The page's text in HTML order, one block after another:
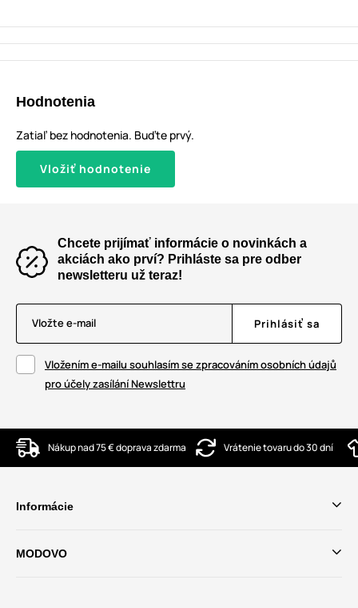
Hodnotenia
Zatiaľ bez hodnotenia. Buďte prvý.
Vložiť hodnotenie
Chcete prijímať informácie o novinkách a
akciách ako prví? Prihláste sa pre odber
newsletteru už teraz!
Vložte e-mail Prihlásiť sa
Vložením e-mailu souhlasím se zpracováním osobních údajů
pro účely zasílání Newslettru
Nákup nad 75 € doprava zdarma Vrátenie tovaru do 30 dní
Informácie
MODOVO